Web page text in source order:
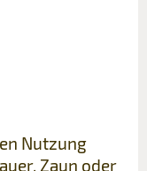
Nutzung
Zaun oder